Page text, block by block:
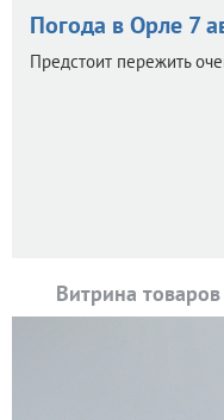
Погода в Орле 7
Предстоит пережить
Витрина товаров